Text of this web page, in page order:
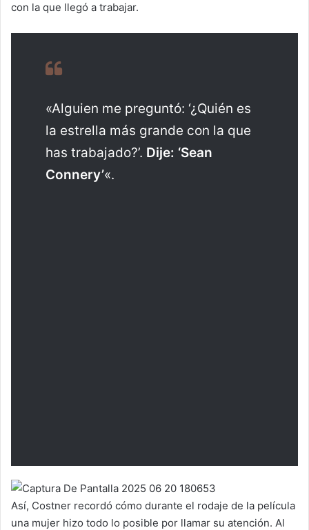
con la que llegó a trabajar.
«Alguien me preguntó: ‘¿Quién es
la estrella más grande con la que
has trabajado?’. Dije: ‘Sean
Connery’«.
Así, Costner recordó cómo durante el rodaje de la película
una mujer hizo todo lo posible por llamar su atención. Al